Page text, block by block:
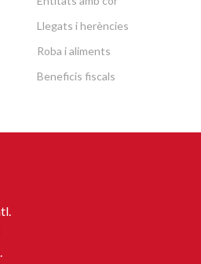
Llegats i herències
Roba i aliments
Beneficis fiscals